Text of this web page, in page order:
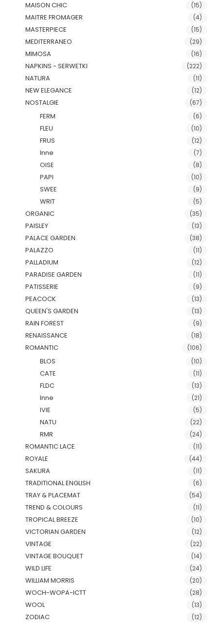
MAISON CHIC (15)
MAITRE FROMAGER (4)
MASTERPIECE (15)
MEDITERRANEO (29)
MIMOSA (16)
NAPKINS - SERWETKI (222)
NATURA (11)
NEW ELEGANCE (12)
NOSTALGIE (67)
FERM (6)
FLEU (10)
FRUS (12)
Inne (7)
OISE (8)
PAPI (10)
SWEE (9)
WRIT (5)
ORGANIC (35)
PAISLEY (13)
PALACE GARDEN (38)
PALAZZO (11)
PALLADIUM (12)
PARADISE GARDEN (11)
PATISSERIE (9)
PEACOCK (13)
QUEEN'S GARDEN (13)
RAIN FOREST (9)
RENAISSANCE (18)
ROMANTIC (106)
BLOS (10)
CATE (11)
FLDC (13)
Inne (21)
IVIE (5)
NATU (22)
RMR (24)
ROMANTIC LACE (11)
ROYALE (44)
SAKURA (11)
TRADITIONAL ENGLISH (6)
TRAY & PLACEMAT (54)
TREND & COLOURS (11)
TROPICAL BREEZE (10)
VICTORIAN GARDEN (12)
VINTAGE (22)
VINTAGE BOUQUET (14)
WILD LIFE (24)
WILLIAM MORRIS (20)
WOCH-WOPA-ICTT (28)
WOOL (13)
ZODIAC (12)